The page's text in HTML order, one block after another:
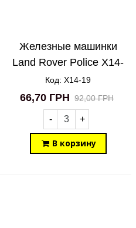
Железные машинки
Land Rover Police X14-
19
Код: X14-19
66,70 ГРН 92,00 ГРН
- +
В корзину